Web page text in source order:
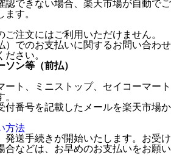
認できない場合、楽天市場が自動でご
す。
注文にはご利用いただけません。
でのお支払いに関するお問い合わせ
ださい。
ン等（前払）
ート、ミニストップ、セイコーマート
付番号を記載したメールを楽天市場か
方法
発送手続きが開始いたします。お受け
合などは、お早めのお支払いをお願い